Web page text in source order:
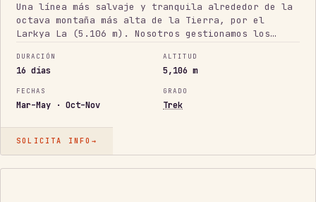
Una línea más salvaje y tranquila alrededor de la
octava montaña más alta de la Tierra, por el
Larkya La (5.106 m). Nosotros gestionamos los
Himalaya sin las multitudes.
DURACIÓN
16 días
ALTITUD
5,106 m
FECHAS
Mar–May · Oct–Nov
GRADO
Trek
SOLICITA INFO →